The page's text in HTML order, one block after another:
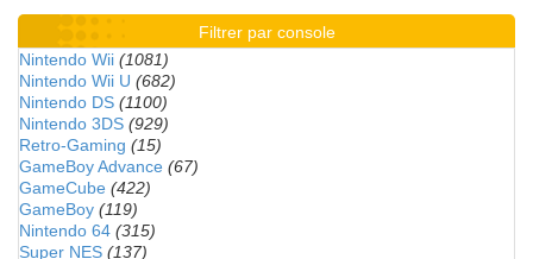
Filtrer par console
Nintendo Wii (1081)
Nintendo Wii U (682)
Nintendo DS (1100)
Nintendo 3DS (929)
Retro-Gaming (15)
GameBoy Advance (67)
GameCube (422)
GameBoy (119)
Nintendo 64 (315)
Super NES (137)